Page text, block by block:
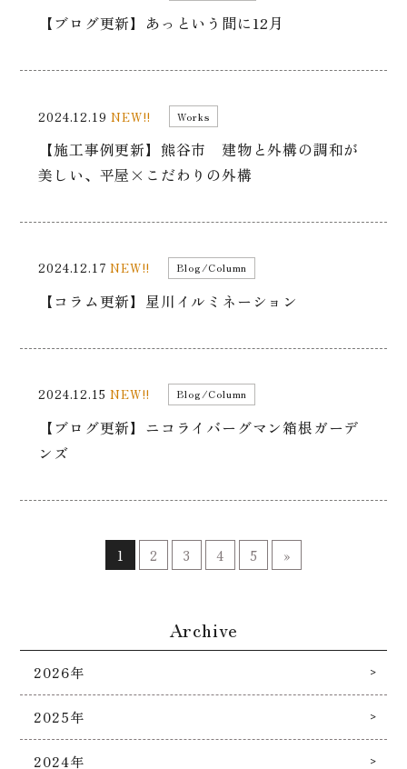
【ブログ更新】あっという間に12月
2024.12.19NEW!! Works
【施工事例更新】熊谷市 建物と外構の調和が
美しい、平屋×こだわりの外構
2024.12.17NEW!! Blog/Column
【コラム更新】星川イルミネーション
2024.12.15NEW!! Blog/Column
【ブログ更新】ニコライバーグマン箱根ガーデ
ンズ
1 2 3 4 5 »
Archive
2026年
2025年
2024年